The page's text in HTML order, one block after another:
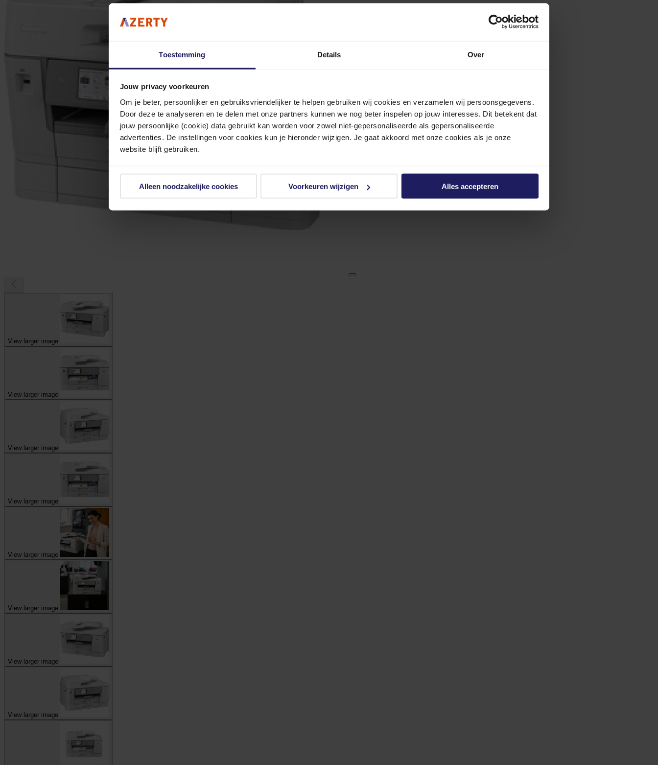
Toestemming Details Over
Jouw privacy voorkeuren
Om je beter, persoonlijker en gebruiksvriendelijker te helpen gebruiken wij cookies en verzamelen wij persoonsgegevens.
Door deze te analyseren en te delen met onze partners kunnen we nog beter inspelen op jouw interesses. Dit betekent dat
jouw persoonlijke (cookie) data gebruikt kan worden voor zowel niet-gepersonaliseerde als gepersonaliseerde
advertenties. De instellingen voor cookies kun je hieronder wijzigen. Je gaat akkoord met onze cookies als je onze
website blijft gebruiken.
Alleen noodzakelijke cookies Voorkeuren wijzigen Alles accepteren
View larger image
View larger image
View larger image
View larger image
View larger image
View larger image
View larger image
View larger image